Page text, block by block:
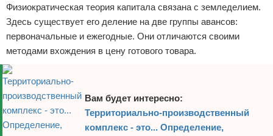
Физиократическая теория капитала связана с земледелием.
Здесь существует его деление на две группы авансов:
первоначальные и ежегодные. Они отличаются своими
методами вхождения в цену готового товара.
Вам будет интересно:
Территориально-производственный
комплекс - это... Определение,